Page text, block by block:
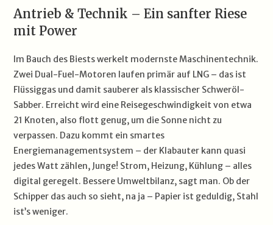
Antrieb & Technik – Ein sanfter Riese
mit Power
Im Bauch des Biests werkelt modernste Maschinentechnik.
Zwei Dual-Fuel-Motoren laufen primär auf LNG – das ist
Flüssiggas und damit sauberer als klassischer Schweröl-
Sabber. Erreicht wird eine Reisegeschwindigkeit von etwa
21 Knoten, also flott genug, um die Sonne nicht zu
verpassen. Dazu kommt ein smartes
Energiemanagementsystem – der Klabauter kann quasi
jedes Watt zählen, Junge! Strom, Heizung, Kühlung – alles
digital geregelt. Bessere Umweltbilanz, sagt man. Ob der
Schipper das auch so sieht, na ja – Papier ist geduldig, Stahl
ist’s weniger.